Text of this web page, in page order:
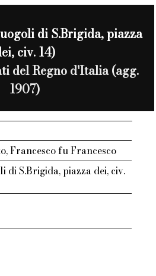
di S.Brigida, piazza
civ. 14)
del Regno d'Italia (agg.
1907)
Francesco fu Francesco
di S.Brigida, piazza dei, civ.